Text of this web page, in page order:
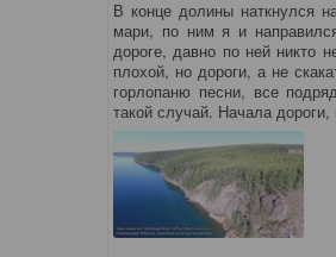
В конце долины наткнулся
мари, по ним я и
дороге, давно по ней никто
плохой, но дороги, а не
горлопаню песни, все
такой случай. Начала